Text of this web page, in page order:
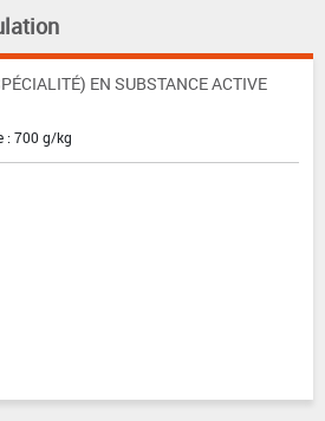
EN SUBSTANCE ACTIVE
: 700 g/kg